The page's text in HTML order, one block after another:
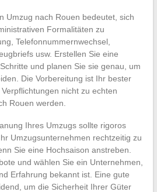
Umzug nach Rouen bedeutet, sich
Formalitäten zu
Telefonnummernwechsel,
usw. Erstellen Sie eine
und planen Sie sie genau, um
Die Vorbereitung ist Ihr bester
nicht zu echten
Rouen werden.
Ihres Umzugs sollte rigoros
Umzugsunternehmen rechtzeitig zu
Sie eine Hochsaison anstreben.
und wählen Sie ein Unternehmen,
Erfahrung bekannt ist. Eine gute
um die Sicherheit Ihrer Güter